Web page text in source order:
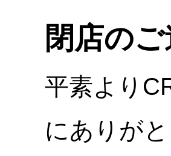
閉店の
平素より
にありが